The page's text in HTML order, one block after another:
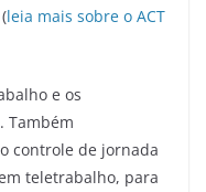
leia mais sobre o ACT
e os
Também
controle de jornada
teletrabalho, para